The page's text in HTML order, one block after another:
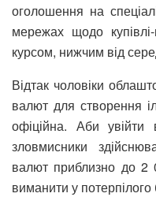
оголошення на
мережах щодо
курсом, нижчим від
Відтак чоловіки
валют для створення
офіційна. Аби
зловмисники
валют приблизно до
виманити у